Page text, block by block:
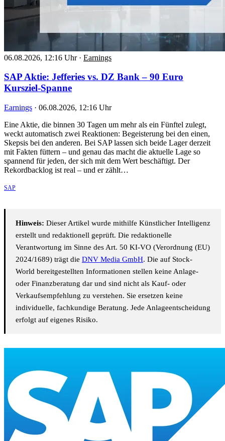
06.08.2026, 12:16 Uhr · Earnings
SAP Aktie: Jefferies vs. DZ Bank – 90 Euro
Kursziel-Spanne
Earnings · 06.08.2026, 12:16 Uhr
Eine Aktie, die binnen 30 Tagen um mehr als ein Fünftel zulegt,
weckt automatisch zwei Reaktionen: Begeisterung bei den einen,
Skepsis bei den anderen. Bei SAP lassen sich beide Lager derzeit
mit Fakten füttern – und genau das macht die aktuelle Lage so
spannend für jeden, der sich mit dem Wert beschäftigt. Der
Rekordbacklog ist real – und er zählt…
SAP
Hinweis: Dieser Artikel wurde mithilfe Künstlicher Intelligenz
erstellt und redaktionell geprüft. Die redaktionelle
Verantwortung im Sinne des Art. 50 KI-VO (Verordnung (EU)
2024/1689) trägt die DNV Media GmbH. Die auf Stock-
World bereitgestellten Informationen stellen keine Anlage-
oder Finanzberatung dar und sind nicht als Kauf- oder
Verkaufsempfehlung zu verstehen. Sie ersetzen keine
individuelle, fachkundige Beratung. Jede Anlageentscheidung
erfolgt auf eigenes Risiko.